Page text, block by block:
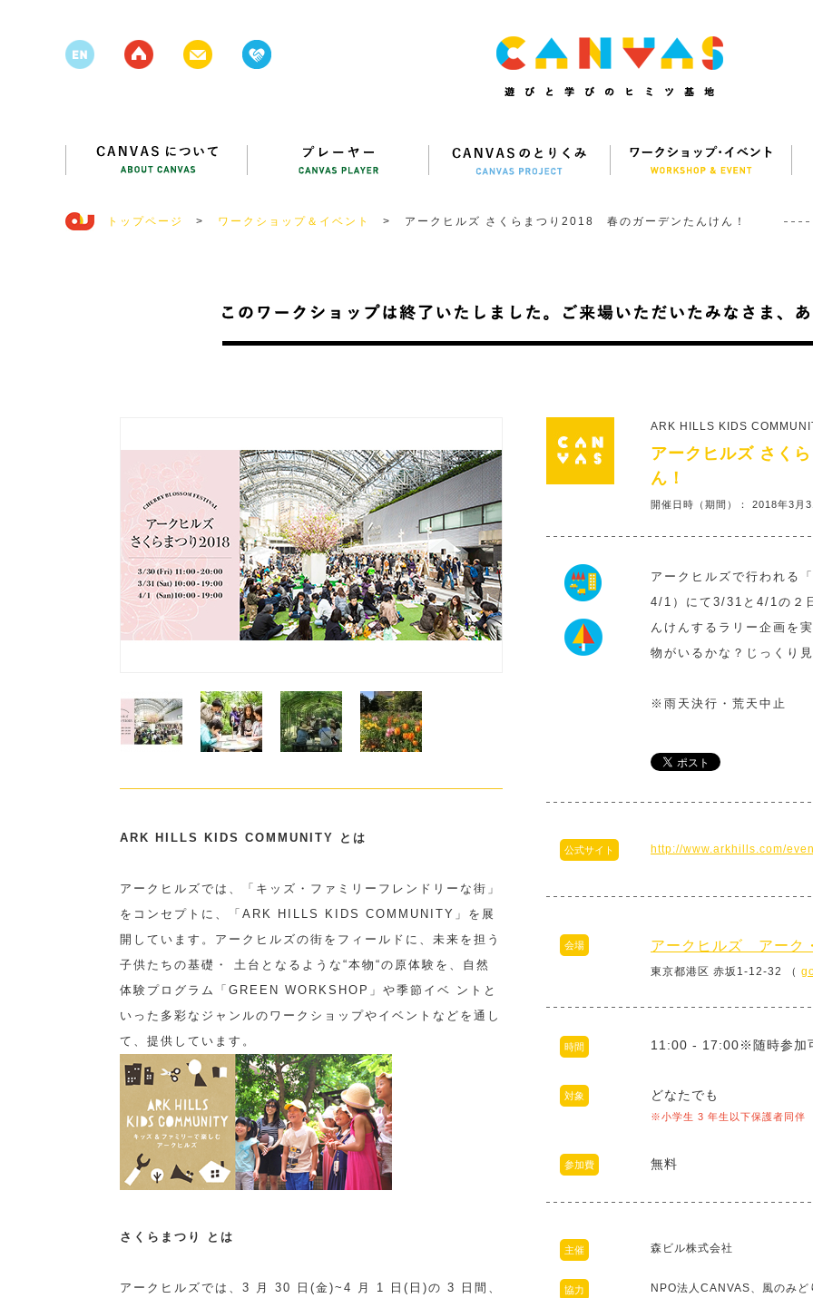
トップページ > ワークショップ＆イベント > アークヒルズ さくらまつり2018 春のガーデンたんけん！
ARK HILLS KIDS COMMUNITY とは
アークヒルズでは、「キッズ・ファミリーフレンドリーな街」
をコンセプトに、「ARK HILLS KIDS COMMUNITY」を展
開しています。アークヒルズの街をフィールドに、未来を担う
子供たちの基礎・ 土台となるような“本物“の原体験を、自然
体験プログラム「GREEN WORKSHOP」や季節イベ ントと
いった多彩なジャンルのワークショップやイベントなどを通し
て、提供しています。
さくらまつり とは
アークヒルズでは、3 月 30 日(金)~4 月 1 日(日)の 3 日間、
ARK HILLS KIDS
アークヒルズ さく
ん！
開催日時（期間）： 2018年3月
アークヒルズで行われる
4/1）にて3/31と4/1の２
んけんするラリー企画を
物がいるかな？じっくり
※雨天決行・荒天中止
公式サイト http://www.arkhills.com/
会場 アークヒルズ アーク
東京都港区 赤坂1-12-32 （
時間 11:00 - 17:00※随時参加
対象 どなたでも
※小学生 3 年生以下保護者同伴
参加費 無料
主催 森ビル株式会社
協力 NPO法人CANVAS、風のみど